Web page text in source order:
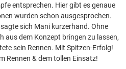
entsprechen. Hier gibt es genaue
wurden schon ausgesprochen.
sagte sich Mani kurzerhand. Ohne
aus dem Konzept bringen zu lassen,
sein Rennen. Mit Spitzen-Erfolg!
Rennen & dem tollen Einsatz!